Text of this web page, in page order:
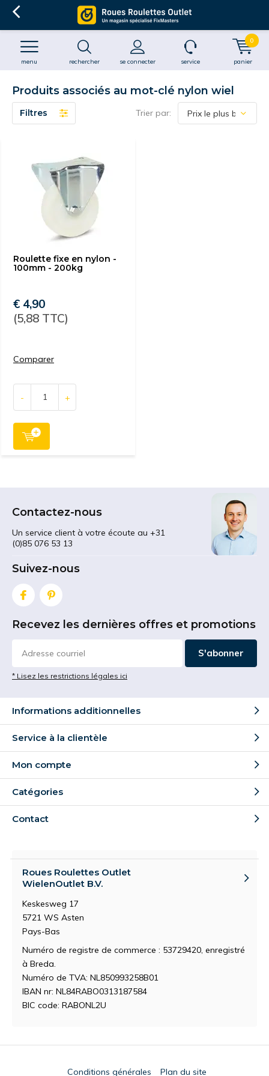
rechercher se connecter
menu service panier
0
Produits associés au mot-clé nylon wiel
Filtres Trier par:
Roulette fixe en nylon -
100mm - 200kg
€ 4,90
(5,88 TTC)
Comparer
- +
Contactez-nous
Un service client à votre écoute au +31
(0)85 076 53 13
Suivez-nous
Recevez les dernières offres et promotions
S'abonner
* Lisez les restrictions légales ici
Informations additionnelles
Service à la clientèle
Mon compte
Catégories
Contact
Roues Roulettes Outlet
WielenOutlet B.V.
Keskesweg 17
5721 WS Asten
Pays-Bas
Numéro de registre de commerce : 53729420, enregistré
à Breda.
Numéro de TVA: NL850993258B01
IBAN nr: NL84RABO0313187584
BIC code: RABONL2U
Conditions générales Plan du site